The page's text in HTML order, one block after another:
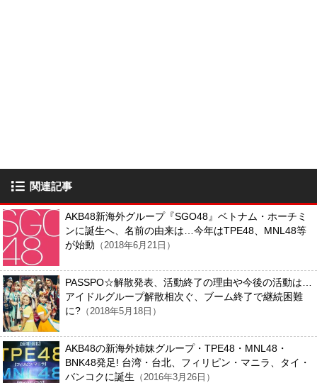
関連記事
AKB48新海外グループ『SGO48』ベトナム・ホーチミ
ンに誕生へ、名前の由来は…今年はTPE48、MNL48等
が始動 （2018年6月21日）
PASSPO☆解散発表、活動終了の理由や今後の活動は…
アイドルグループ解散相次ぐ、ブーム終了で継続困難
に? （2018年5月18日）
AKB48の新海外姉妹グループ・TPE48・MNL48・
BNK48発足! 台湾・台北、フィリピン・マニラ、タイ・
バンコクに誕生 （2016年3月26日）